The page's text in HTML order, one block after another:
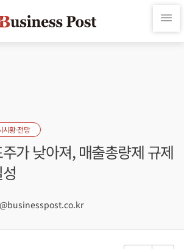
시황·전망
가 낮아져, 매출총량제 규제